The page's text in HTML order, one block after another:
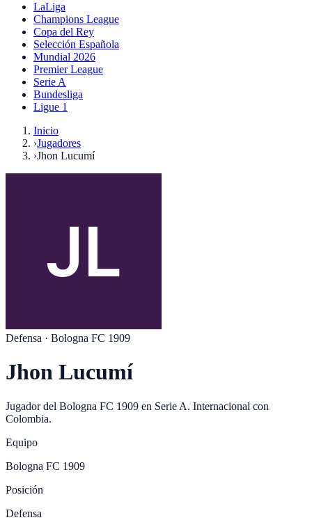
LaLiga
Champions League
Copa del Rey
Selección Española
Mundial 2026
Premier League
Serie A
Bundesliga
Ligue 1
Inicio
›Jugadores
›Jhon Lucumí
Defensa · Bologna FC 1909
Jhon Lucumí
Jugador del Bologna FC 1909 en Serie A. Internacional con
Colombia.
Equipo
Bologna FC 1909
Posición
Defensa